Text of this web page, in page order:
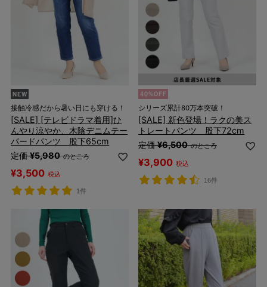
接触冷感だから暑い日にも穿ける！
[SALE] [テレビドラマ着用]ひ
んやり涼やか、木陰デニムテー
パードパンツ 股下65cm
定価 ¥5,980 のところ
¥3,500 税込
1件
シリーズ累計80万本突破！
[SALE] 新色登場！ラクの美ス
トレートパンツ 股下72cm
定価 ¥6,500 のところ
¥3,900 税込
16件